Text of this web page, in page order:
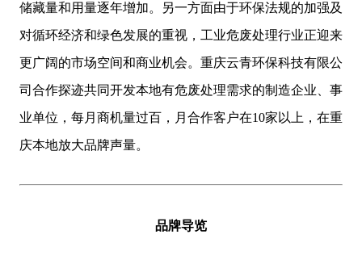
储藏量和用量逐年增加。另一方面由于环保法规的加强及
对循环经济和绿色发展的重视，工业危废处理行业正迎来
更广阔的市场空间和商业机会。重庆云青环保科技有限公
司合作探迹共同开发本地有危废处理需求的制造企业、事
业单位，每月商机量过百，月合作客户在10家以上，在重
庆本地放大品牌声量。
品牌导览